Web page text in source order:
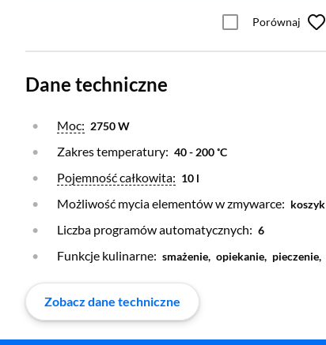
Porównaj
Dane techniczne
Otwórz warstwę
Moc: 2750 W
Zakres temperatury: 40 - 200 ˚C
Otwórz warstwę
Pojemność całkowita: 10 l
Możliwość mycia elementów w zmywarce: koszyk
Liczba programów automatycznych: 6
Funkcje kulinarne: smażenie, opiekanie, pieczenie,
Zobacz dane techniczne